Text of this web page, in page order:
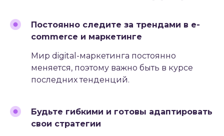
Постоянно следите за трендами в e-
commerce и маркетинге
Мир digital-маркетинга постоянно
меняется, поэтому важно быть в курсе
последних тенденций.
Будьте гибкими и готовы адаптировать
свои стратегии